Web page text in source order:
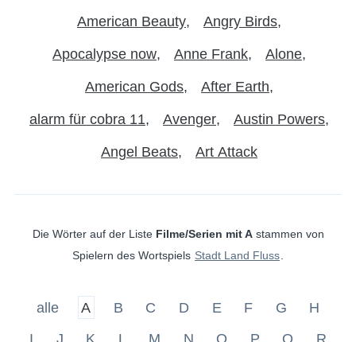
American Beauty Angry Birds
Apocalypse now Anne Frank Alone
American Gods After Earth
alarm für cobra 11 Avenger Austin Powers
Angel Beats Art Attack
Die Wörter auf der Liste Filme/Serien mit Astammen von
Spielern des Wortspiels Stadt Land Fluss
alle A B C D E F G
H
I
J K L M N O P Q R